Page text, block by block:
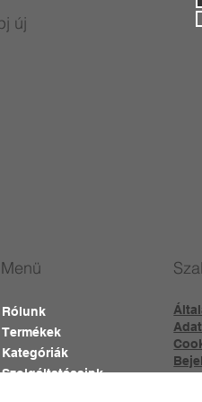
új
Menü
Rólunk
Termékek
Kategóriák
Szolgáltatásaink